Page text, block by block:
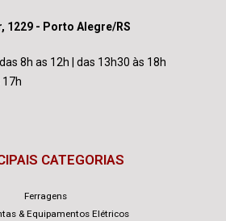
1229 - Porto Alegre/RS
8h as 12h | das 13h30 às 18h
17h
CATEGORIAS
Ferragens
& Equipamentos Elétricos